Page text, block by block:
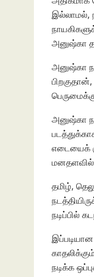
இல்லாமல்,
அனுஷ்கா
அனுஷ்கா
அனுஷ்கா
எடையைக்
மனதளவில்
தமிழ்,
நடிப்பில்
நடிக்க